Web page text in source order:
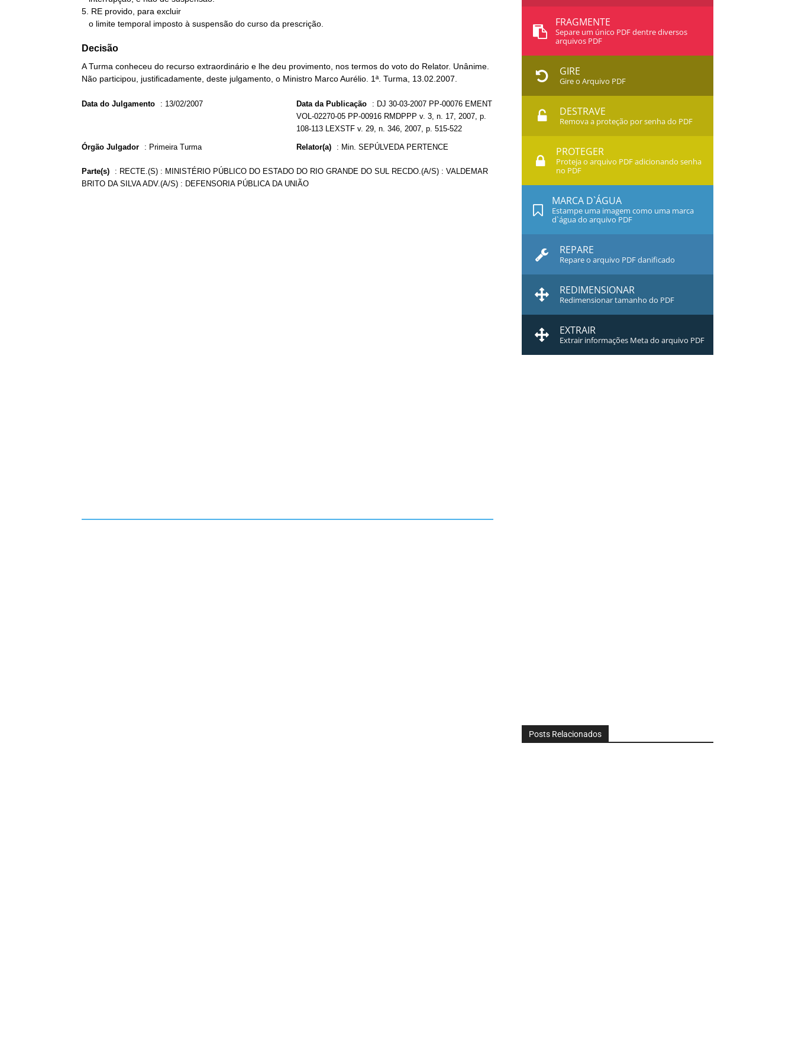
5. RE provido, para excluir
   o limite temporal imposto à suspensão do curso da prescrição.
Decisão
A Turma conheceu do recurso extraordinário e lhe deu provimento, nos termos do voto do Relator. Unânime.
Não participou, justificadamente, deste julgamento, o Ministro Marco Aurélio. 1ª. Turma, 13.02.2007.
Data do Julgamento : 13/02/2007 Data da Publicação : DJ 30-03-2007 PP-00076 EMENT
VOL-02270-05 PP-00916 RMDPPP v. 3, n. 17, 2007, p.
108-113 LEXSTF v. 29, n. 346, 2007, p. 515-522
Órgão Julgador : Primeira Turma Relator(a) : Min. SEPÚLVEDA PERTENCE
Parte(s) : RECTE.(S) : MINISTÉRIO PÚBLICO DO ESTADO DO RIO GRANDE DO SUL RECDO.(A/S) : VALDEMAR
BRITO DA SILVA ADV.(A/S) : DEFENSORIA PÚBLICA DA UNIÃO
FRAGMENTE
Separe um único PDF dentre diversos
arquivos PDF
GIRE
Gire o Arquivo PDF
DESTRAVE
Remova a proteção por senha do PDF
PROTEGER
Proteja o arquivo PDF adicionando senha
no PDF
MARCA D`ÁGUA
Estampe uma imagem como uma marca
d`água do arquivo PDF
REPARE
Repare o arquivo PDF danificado
REDIMENSIONAR
Redimensionar tamanho do PDF
EXTRAIR
Extrair informações Meta do arquivo PDF
Posts Relacionados